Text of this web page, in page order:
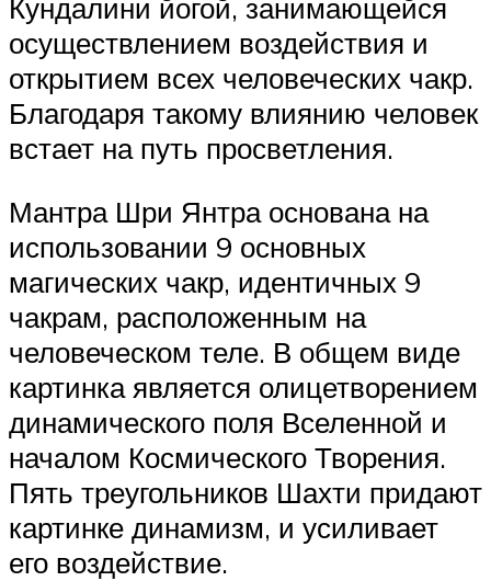
Кундалини йогой, занимающейся
осуществлением воздействия и
открытием всех человеческих чакр.
Благодаря такому влиянию человек
встает на путь просветления.
Мантра Шри Янтра основана на
использовании 9 основных
магических чакр, идентичных 9
чакрам, расположенным на
человеческом теле. В общем виде
картинка является олицетворением
динамического поля Вселенной и
началом Космического Творения.
Пять треугольников Шахти придают
картинке динамизм, и усиливает
его воздействие.